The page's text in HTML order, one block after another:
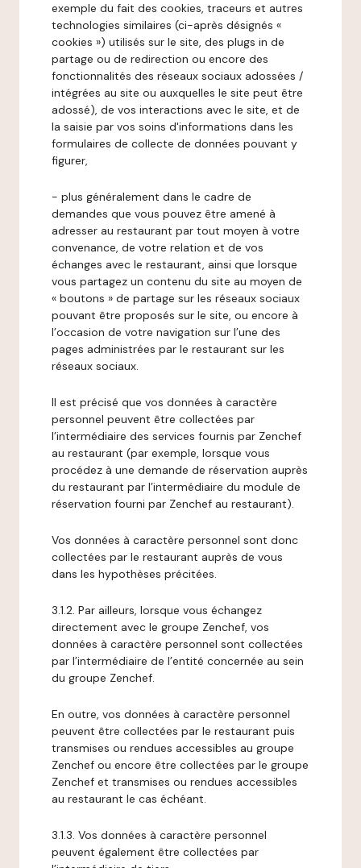
exemple du fait des cookies, traceurs et autres
technologies similaires (ci-après désignés «
cookies ») utilisés sur le site, des plugs in de
partage ou de redirection ou encore des
fonctionnalités des réseaux sociaux adossées /
intégrées au site ou auxquelles le site peut être
adossé), de vos interactions avec le site, et de
la saisie par vos soins d'informations dans les
formulaires de collecte de données pouvant y
figurer,
- plus généralement dans le cadre de
demandes que vous pouvez être amené à
adresser au restaurant par tout moyen à votre
convenance, de votre relation et de vos
échanges avec le restaurant, ainsi que lorsque
vous partagez un contenu du site au moyen de
« boutons » de partage sur les réseaux sociaux
pouvant être proposés sur le site, ou encore à
l’occasion de votre navigation sur l’une des
pages administrées par le restaurant sur les
réseaux sociaux.
Il est précisé que vos données à caractère
personnel peuvent être collectées par
l’intermédiaire des services fournis par Zenchef
au restaurant (par exemple, lorsque vous
procédez à une demande de réservation auprès
du restaurant par l’intermédiaire du module de
réservation fourni par Zenchef au restaurant).
Vos données à caractère personnel sont donc
collectées par le restaurant auprès de vous
dans les hypothèses précitées.
3.1.2. Par ailleurs, lorsque vous échangez
directement avec le groupe Zenchef, vos
données à caractère personnel sont collectées
par l’intermédiaire de l’entité concernée au sein
du groupe Zenchef.
En outre, vos données à caractère personnel
peuvent être collectées par le restaurant puis
transmises ou rendues accessibles au groupe
Zenchef ou encore être collectées par le groupe
Zenchef et transmises ou rendues accessibles
au restaurant le cas échéant.
3.1.3. Vos données à caractère personnel
peuvent également être collectées par